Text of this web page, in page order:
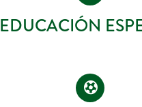
EDUCACIÓN